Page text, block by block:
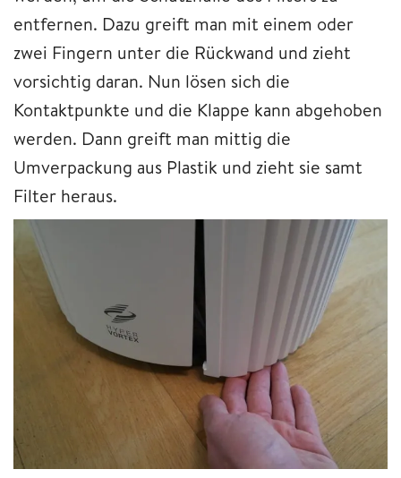
entfernen. Dazu greift man mit einem oder
zwei Fingern unter die Rückwand und zieht
vorsichtig daran. Nun lösen sich die
Kontaktpunkte und die Klappe kann abgehoben
werden. Dann greift man mittig die
Umverpackung aus Plastik und zieht sie samt
Filter heraus.